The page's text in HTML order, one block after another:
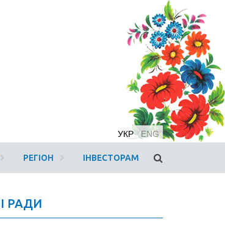
УКР ENG
РЕГІОН ІНВЕСТОРАМ
РАДИ